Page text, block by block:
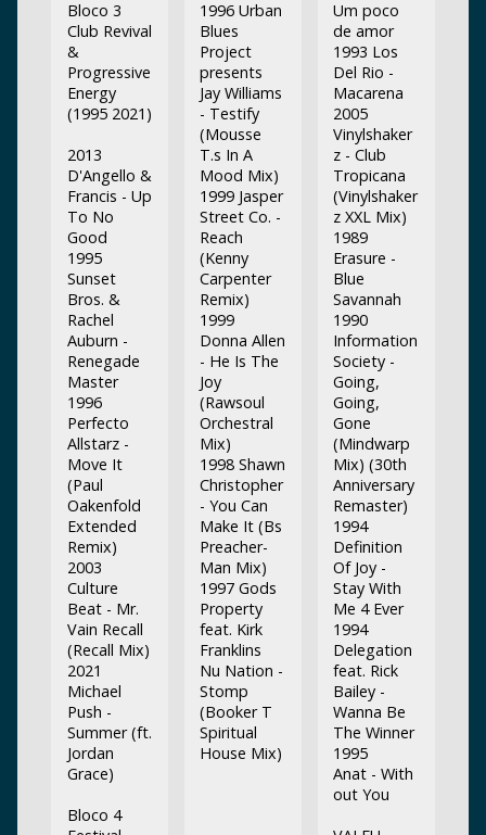
Bloco 3
Club Revival
&
Progressive
Energy
(1995 2021)
2013
D'Angello &
Francis - Up
To No
Good
1995
Sunset
Bros. &
Rachel
Auburn -
Renegade
Master
1996
Perfecto
Allstarz -
Move It
(Paul
Oakenfold
Extended
Remix)
2003
Culture
Beat - Mr.
Vain Recall
(Recall Mix)
2021
Michael
Push -
Summer (ft.
Jordan
Grace)
Bloco 4
1996 Urban
Blues
Project
presents
Jay Williams
- Testify
(Mousse
T.s In A
Mood Mix)
1999 Jasper
Street Co. -
Reach
(Kenny
Carpenter
Remix)
1999
Donna Allen
- He Is The
Joy
(Rawsoul
Orchestral
Mix)
1998 Shawn
Christopher
- You Can
Make It (Bs
Preacher-
Man Mix)
1997 Gods
Property
feat. Kirk
Franklins
Nu Nation -
Stomp
(Booker T
Spiritual
House Mix)
Um poco
de amor
1993 Los
Del Rio -
Macarena
2005
Vinylshaker
z - Club
Tropicana
(Vinylshaker
z XXL Mix)
1989
Erasure -
Blue
Savannah
1990
Information
Society -
Going,
Going,
Gone
(Mindwarp
Mix) (30th
Anniversary
Remaster)
1994
Definition
Of Joy -
Stay With
Me 4 Ever
1994
Delegation
feat. Rick
Bailey -
Wanna Be
The Winner
1995
Anat - With
out You